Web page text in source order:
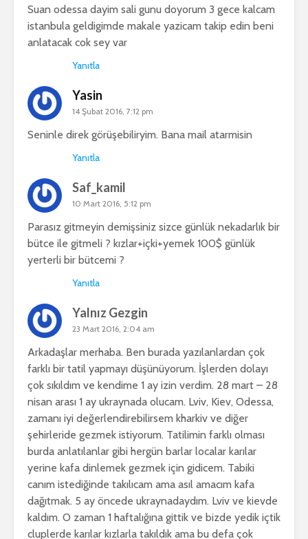
Suan odessa dayim sali gunu doyorum 3 gece kalcam
istanbula geldigimde makale yazicam takip edin beni
anlatacak cok sey var
Yanıtla
Yasin
14 Şubat 2016, 7:12 pm
Seninle direk görüşebiliryim. Bana mail atarmisin
Yanıtla
Saf_kamil
10 Mart 2016, 5:12 pm
Parasız gitmeyin demişsiniz sizce günlük nekadarlık bir
bütce ile gitmeli ? kızlar+içki+yemek 100$ günlük
yerterli bir bütcemi ?
Yanıtla
Yalnız Gezgin
23 Mart 2016, 2:04 am
Arkadaşlar merhaba. Ben burada yazılanlardan çok
farklı bir tatil yapmayı düşünüyorum. İşlerden dolayı
çok sıkıldım ve kendime 1 ay izin verdim. 28 mart – 28
nisan arası 1 ay ukraynada olucam. Lviv, Kiev, Odessa,
zamanı iyi değerlendirebilirsem kharkiv ve diğer
şehirleride gezmek istiyorum. Tatilimin farklı olması
burda anlatılanlar gibi hergün barlar localar karılar
yerine kafa dinlemek gezmek için gidicem. Tabiki
canım istediğinde takılıcam ama asıl amacım kafa
dağıtmak. 5 ay öncede ukraynadaydım. Lviv ve kievde
kaldım. O zaman 1 haftalığına gittik ve bizde yedik içtik
cluplerde karılar kızlarla takıldık ama bu defa çok